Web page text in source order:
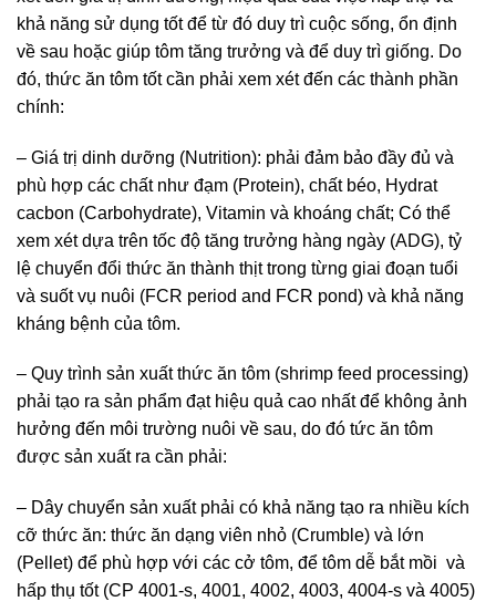
khả năng sử dụng tốt để từ đó duy trì cuộc sống, ổn định
về sau hoặc giúp tôm tăng trưởng và để duy trì giống. Do
đó, thức ăn tôm tốt cần phải xem xét đến các thành phần
chính:
– Giá trị dinh dưỡng (Nutrition): phải đảm bảo đầy đủ và
phù hợp các chất như đạm (Protein), chất béo, Hydrat
cacbon (Carbohydrate), Vitamin và khoáng chất; Có thể
xem xét dựa trên tốc độ tăng trưởng hàng ngày (ADG), tỷ
lệ chuyển đổi thức ăn thành thịt trong từng giai đoạn tuổi
và suốt vụ nuôi (FCR period and FCR pond) và khả năng
kháng bệnh của tôm.
– Quy trình sản xuất thức ăn tôm (shrimp feed processing)
phải tạo ra sản phẩm đạt hiệu quả cao nhất để không ảnh
hưởng đến môi trường nuôi về sau, do đó tức ăn tôm
được sản xuất ra cần phải:
– Dây chuyển sản xuất phải có khả năng tạo ra nhiều kích
cỡ thức ăn: thức ăn dạng viên nhỏ (Crumble) và lớn
(Pellet) để phù hợp với các cở tôm, để tôm dễ bắt mồi và
hấp thụ tốt (CP 4001-s, 4001, 4002, 4003, 4004-s và 4005)